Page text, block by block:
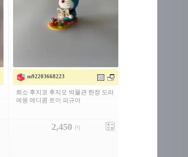
m92203668223
희소 후지코 후지오 박물관 한정 도라
에몽 메디콤 토이 피규어
2,450 円